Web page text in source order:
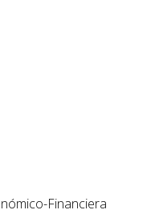
Financiera